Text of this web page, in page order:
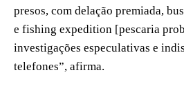
presos, com delação premiada,
e fishing expedition [pescaria
investigações especulativas e
telefones”, afirma.